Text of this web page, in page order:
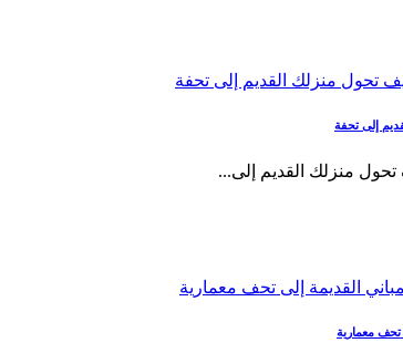
إلى تحفة
تحول منزلك القديم إلى...
تحف معمارية